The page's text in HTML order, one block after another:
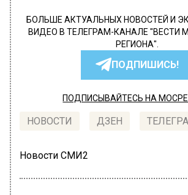
БОЛЬШЕ АКТУАЛЬНЫХ НОВОСТЕЙ И
ВИДЕО В ТЕЛЕГРАМ-КАНАЛЕ "ВЕСТИ
РЕГИОНА".
ПОДПИШИСЬ!
ПОДПИСЫВАЙТЕСЬ НА
НОВОСТИ ДЗЕН
Новости СМИ2